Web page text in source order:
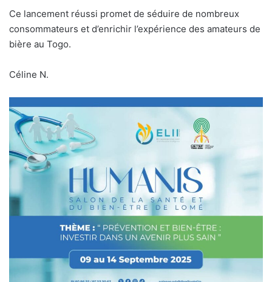
Ce lancement réussi promet de séduire de nombreux
consommateurs et d’enrichir l’expérience des amateurs de
bière au Togo.
Céline N.